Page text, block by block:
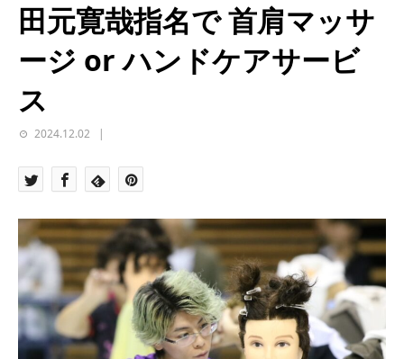
田元寛哉指名で 首肩マッサ
ージ or ハンドケアサービ
ス
2024.12.02